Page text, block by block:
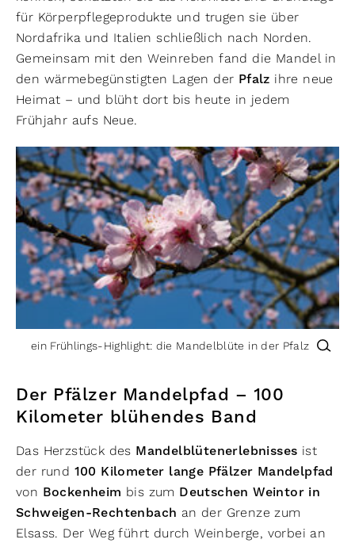
für Körperpflegeprodukte und trugen sie über
Nordafrika und Italien schließlich nach Norden.
Gemeinsam mit den Weinreben fand die Mandel in
den wärmebegünstigten Lagen der Pfalz ihre neue
Heimat – und blüht dort bis heute in jedem
Frühjahr aufs Neue.
ein Frühlings-Highlight: die Mandelblüte in der Pfalz
Der Pfälzer Mandelpfad – 100
Kilometer blühendes Band
Das Herzstück des Mandelblütenerlebnisses ist
der rund 100 Kilometer lange Pfälzer Mandelpfad
von Bockenheim bis zum Deutschen Weintor in
Schweigen-Rechtenbach an der Grenze zum
Elsass. Der Weg führt durch Weinberge, vorbei an